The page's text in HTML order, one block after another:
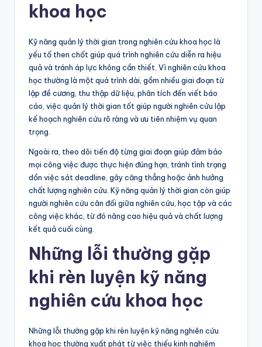
khoa học
Kỹ năng quản lý thời gian trong nghiên cứu khoa học là
yếu tố then chốt giúp quá trình nghiên cứu diễn ra hiệu
quả và tránh áp lực không cần thiết. Vì nghiên cứu khoa
học thường là một quá trình dài, gồm nhiều giai đoạn từ
lập đề cương, thu thập dữ liệu, phân tích đến viết báo
cáo, việc quản lý thời gian tốt giúp người nghiên cứu lập
kế hoạch nghiên cứu rõ ràng và ưu tiên nhiệm vụ quan
trọng.
Ngoài ra, theo dõi tiến độ từng giai đoạn giúp đảm bảo
mọi công việc được thực hiện đúng hạn, tránh tình trạng
dồn việc sát deadline, gây căng thẳng hoặc ảnh hưởng
chất lượng nghiên cứu. Kỹ năng quản lý thời gian còn giúp
người nghiên cứu cân đối giữa nghiên cứu, học tập và các
công việc khác, từ đó nâng cao hiệu quả và chất lượng
kết quả cuối cùng.
Những lỗi thường gặp
khi rèn luyện kỹ năng
nghiên cứu khoa học
Những lỗi thường gặp khi rèn luyện kỹ năng nghiên cứu
khoa học thường xuất phát từ việc thiếu kinh nghiệm